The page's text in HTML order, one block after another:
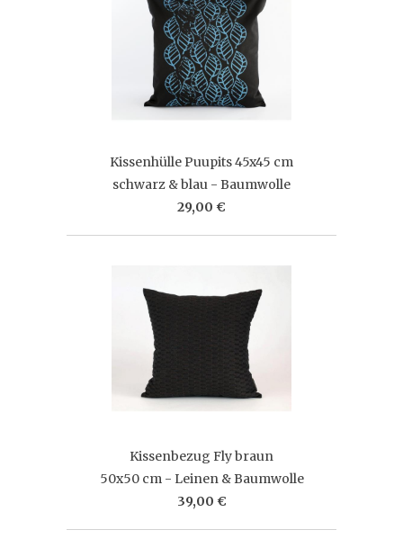
Kissenhülle Puupits 45x45 cm
schwarz & blau - Baumwolle
29,00 €
Kissenbezug Fly braun
50x50 cm - Leinen & Baumwolle
39,00 €